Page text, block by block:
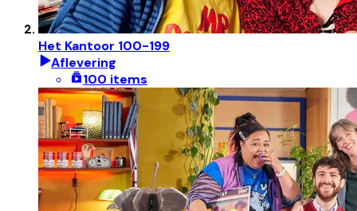
Het Kantoor 100-199
Aflevering
100 items